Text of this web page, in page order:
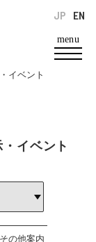
menu
EN
JP
イベント
イベント
その他案内